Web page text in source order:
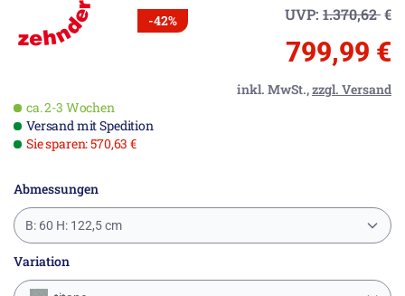
-42% UVP: 1.370,62€
799,99 €
inkl. MwSt.,zzgl. Versand
ca. 2-3 Wochen
Versand mit Spedition
Sie sparen: 570,63 €
Abmessungen
B: 60 H: 122,5 cm
Variation